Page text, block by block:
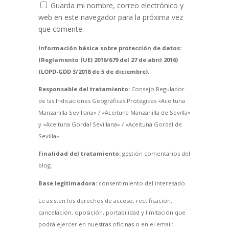
Guarda mi nombre, correo electrónico y
web en este navegador para la próxima vez
que comente.
Información básica sobre protección de datos:
(Reglamento (UE) 2016/679 del 27 de abril 2016)
(LOPD-GDD 3/2018 de 5 de diciembre).
Responsable del tratamiento:Consejo Regulador
de las Indicaciones Geográficas Protegidas «Aceituna
Manzanilla Sevillana» / «Aceituna Manzanilla de Sevilla»
y «Aceituna Gordal Sevillana» / «Aceituna Gordal de
Sevilla».
Finalidad del tratamiento:gestión comentarios del
blog.
Base legitimadora:consentimiento del interesado.
Le asisten los derechos de acceso, rectificación,
cancelación, oposición, portabilidad y limitación que
podrá ejercer en nuestras oficinas o en el email: